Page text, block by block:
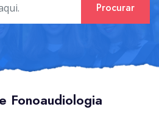
Procurar
Fonoaudiologia